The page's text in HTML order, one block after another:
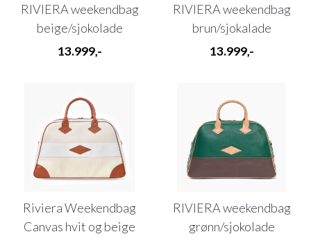
RIVIERA weekendbag
beige/sjokolade
13.999,-
RIVIERA weekendbag
brun/sjokalade
13.999,-
Riviera Weekendbag
Canvas hvit og beige
RIVIERA weekendbag
grønn/sjokolade